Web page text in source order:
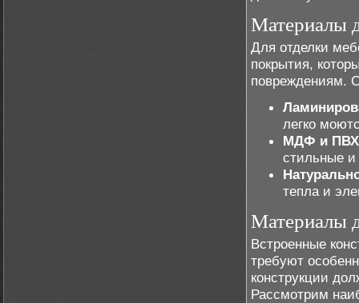
Материалы
Для отделки
покрытия,
повреждениям.
легко
МДФ и ПВХ
стильные
тепла и
Материалы
Встроенные
требуют
конструкции
Рассмотрим